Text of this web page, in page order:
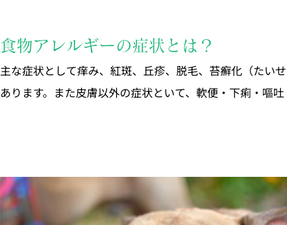
食物アレルギーの症状とは？
主な症状として痒み、紅斑、丘疹、脱毛、苔癬化（たい
あります。また皮膚以外の症状といて、軟便・下痢・嘔